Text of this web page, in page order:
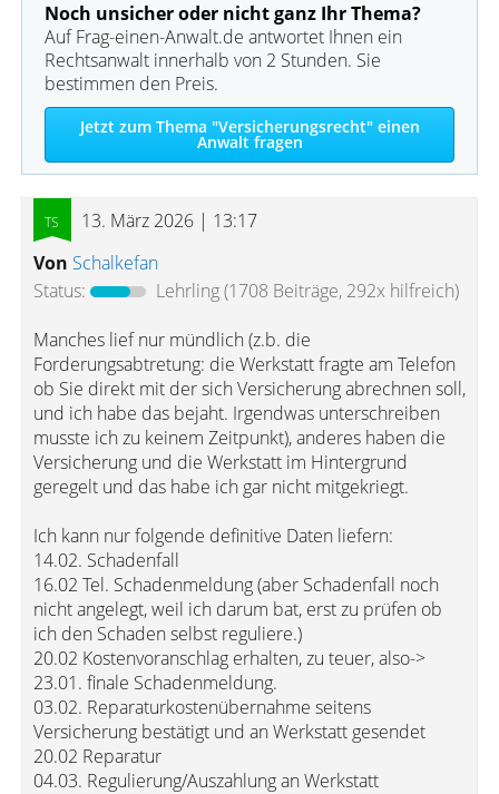
Noch unsicher oder nicht ganz Ihr Thema?
Auf Frag-einen-Anwalt.de antwortet Ihnen ein
Rechtsanwalt innerhalb von 2 Stunden. Sie
bestimmen den Preis.
Jetzt zum Thema "Versicherungsrecht" einen
Anwalt fragen
13. März 2026 | 13:17
Von Schalkefan
Status:
Lehrling(1708 Beiträge, 292x hilfreich)
Manches lief nur mündlich (z.b. die
Forderungsabtretung: die Werkstatt fragte am Telefon
ob Sie direkt mit der sich Versicherung abrechnen soll,
und ich habe das bejaht. Irgendwas unterschreiben
musste ich zu keinem Zeitpunkt), anderes haben die
Versicherung und die Werkstatt im Hintergrund
geregelt und das habe ich gar nicht mitgekriegt.
Ich kann nur folgende definitive Daten liefern:
14.02. Schadenfall
16.02 Tel. Schadenmeldung (aber Schadenfall noch
nicht angelegt, weil ich darum bat, erst zu prüfen ob
ich den Schaden selbst reguliere.)
20.02 Kostenvoranschlag erhalten, zu teuer, also->
23.01. finale Schadenmeldung.
03.02. Reparaturkostenübernahme seitens
Versicherung bestätigt und an Werkstatt gesendet
20.02 Reparatur
04.03. Regulierung/Auszahlung an Werkstatt